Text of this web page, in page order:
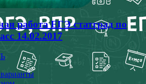
работа ЕГЭ статград по
14.02.2017